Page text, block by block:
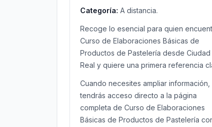
Categoría: A distancia.
Recoge lo esencial para quien
Curso de Elaboraciones Básicas de
Productos de Pastelería desde Ciudad
Real y quiere una primera referencia
Cuando necesites ampliar información,
tendrás acceso directo a la página
completa de Curso de Elaboraciones
Básicas de Productos de Pastelería